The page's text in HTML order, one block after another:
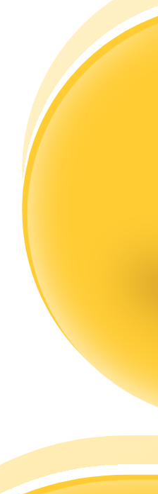
giao dịch sao chép
giao dịch, v.v.